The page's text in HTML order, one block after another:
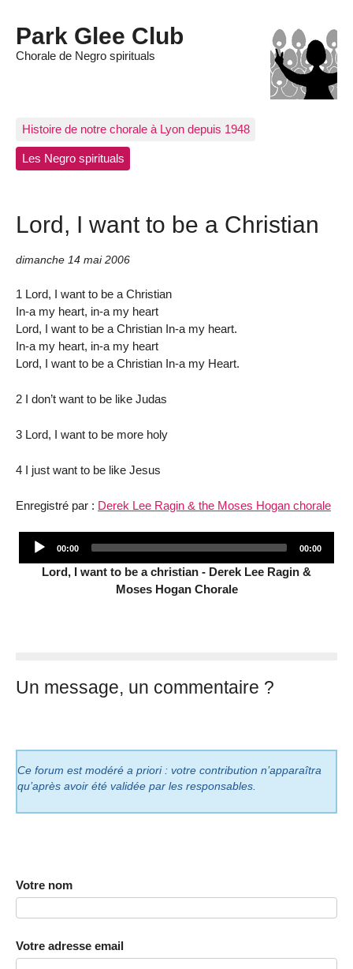
Park Glee Club
Chorale de Negro spirituals
Histoire de notre chorale à Lyon depuis 1948
Les Negro spirituals
Lord, I want to be a Christian
dimanche 14 mai 2006
1 Lord, I want to be a Christian
In-a my heart, in-a my heart
Lord, I want to be a Christian In-a my heart.
In-a my heart, in-a my heart
Lord, I want to be a Christian In-a my Heart.
2 I don’t want to be like Judas
3 Lord, I want to be more holy
4 I just want to be like Jesus
Enregistré par : Derek Lee Ragin & the Moses Hogan chorale
Current
00:00
Total
00:00
Lord, I want to be a christian - Derek Lee Ragin &
Moses Hogan Chorale
Un message, un commentaire ?
Ce forum est modéré a priori : votre contribution n’apparaîtra
qu’après avoir été validée par les responsables.
Votre nom
Votre adresse email